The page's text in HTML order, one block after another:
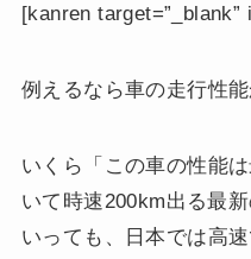
[kanren target=”_blank”
例えるなら車の走行性能
いくら「この車の性能
いて時速200km出る最
いっても、日本では高